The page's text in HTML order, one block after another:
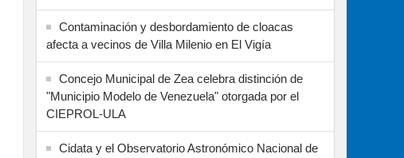
Contaminación y desbordamiento de cloacas
afecta a vecinos de Villa Milenio en El Vigía
Concejo Municipal de Zea celebra distinción de
"Municipio Modelo de Venezuela" otorgada por el
CIEPROL-ULA
Cidata y el Observatorio Astronómico Nacional de